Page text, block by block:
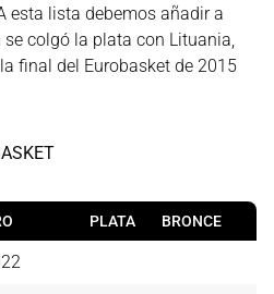
esta lista debemos añadir a
se colgó la plata con Lituania,
final del Eurobasket de 2015
PLATA BRONCE